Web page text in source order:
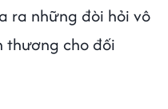
ra những đòi hỏi vô
thương cho đối